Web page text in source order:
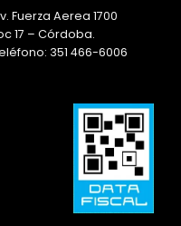
Fuerza Aerea 1700
17 – Córdoba.
351 466-6006